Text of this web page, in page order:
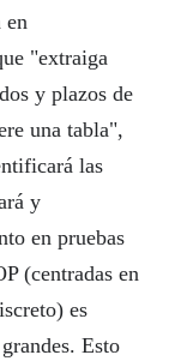
en
"extraiga
y plazos de
una tabla",
las
y
en pruebas
(centradas en
es
Esto